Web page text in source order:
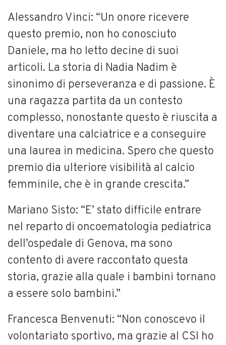
Alessandro Vinci: “Un onore ricevere
questo premio, non ho conosciuto
Daniele, ma ho letto decine di suoi
articoli. La storia di Nadia Nadim è
sinonimo di perseveranza e di passione. È
una ragazza partita da un contesto
complesso, nonostante questo è riuscita a
diventare una calciatrice e a conseguire
una laurea in medicina. Spero che questo
premio dia ulteriore visibilità al calcio
femminile, che è in grande crescita.”
Mariano Sisto: “E’ stato difficile entrare
nel reparto di oncoematologia pediatrica
dell’ospedale di Genova, ma sono
contento di avere raccontato questa
storia, grazie alla quale i bambini tornano
a essere solo bambini.”
Francesca Benvenuti: “Non conoscevo il
volontariato sportivo, ma grazie al CSI ho